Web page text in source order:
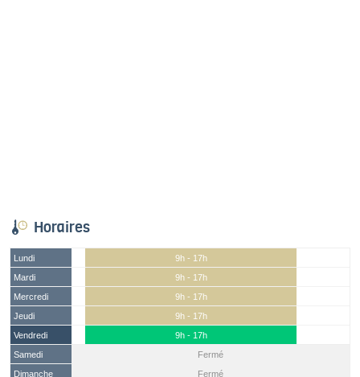
Horaires
Lundi
9h - 17h
Mardi
9h - 17h
Mercredi
9h - 17h
Jeudi
9h - 17h
Vendredi
9h - 17h
Samedi
Fermé
Dimanche
Fermé